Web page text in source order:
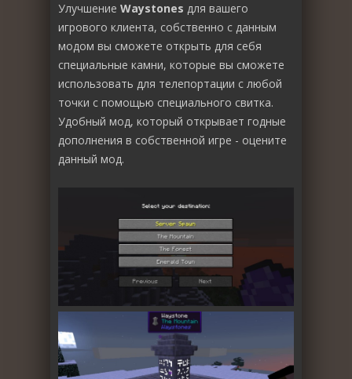
Улучшение Waystones для вашего
игрового клиента, собственно с данным
модом вы сможете открыть для себя
специальные камни, которые вы сможете
использовать для телепортации с любой
точки с помощью специального свитка.
Удобный мод, который открывает годные
дополнения в собственной игре - оцените
данный мод.